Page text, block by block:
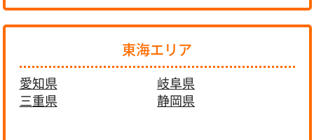
東海エリア
愛知県
岐阜県
三重県
静岡県